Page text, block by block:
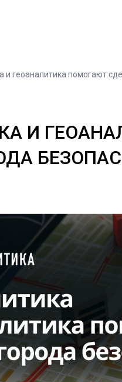
и геоаналитика помогают
И